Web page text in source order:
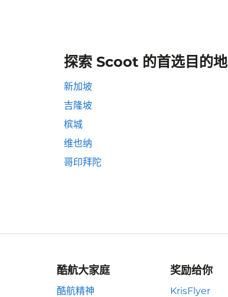
探索 Scoot 的首选目的地
新加坡
吉隆坡
槟城
维也纳
哥印拜陀
酷航大家庭
酷航精神
奖励给你
KrisFlyer